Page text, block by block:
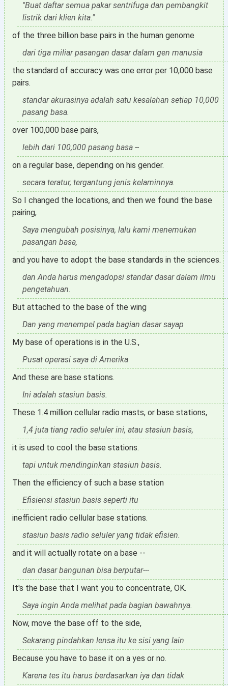
"Buat daftar semua pakar sentrifuga dan pembangkit
listrik dari klien kita."
of the three billion base pairs in the human genome
dari tiga miliar pasangan dasar dalam gen manusia
the standard of accuracy was one error per 10,000 base
pairs.
standar akurasinya adalah satu kesalahan setiap 10,000
pasang basa.
over 100,000 base pairs,
lebih dari 100,000 pasang basa --
on a regular base, depending on his gender.
secara teratur, tergantung jenis kelaminnya.
So I changed the locations, and then we found the base
pairing,
Saya mengubah posisinya, lalu kami menemukan
pasangan basa,
and you have to adopt the base standards in the sciences.
dan Anda harus mengadopsi standar dasar dalam ilmu
pengetahuan.
But attached to the base of the wing
Dan yang menempel pada bagian dasar sayap
My base of operations is in the U.S.,
Pusat operasi saya di Amerika
And these are base stations.
Ini adalah stasiun basis.
These 1.4 million cellular radio masts, or base stations,
1,4 juta tiang radio seluler ini, atau stasiun basis,
it is used to cool the base stations.
tapi untuk mendinginkan stasiun basis.
Then the efficiency of such a base station
Efisiensi stasiun basis seperti itu
inefficient radio cellular base stations.
stasiun basis radio seluler yang tidak efisien.
and it will actually rotate on a base --
dan dasar bangunan bisa berputar---
It's the base that I want you to concentrate, OK.
Saya ingin Anda melihat pada bagian bawahnya.
Now, move the base off to the side,
Sekarang pindahkan lensa itu ke sisi yang lain
Because you have to base it on a yes or no.
Karena tes itu harus berdasarkan iya dan tidak